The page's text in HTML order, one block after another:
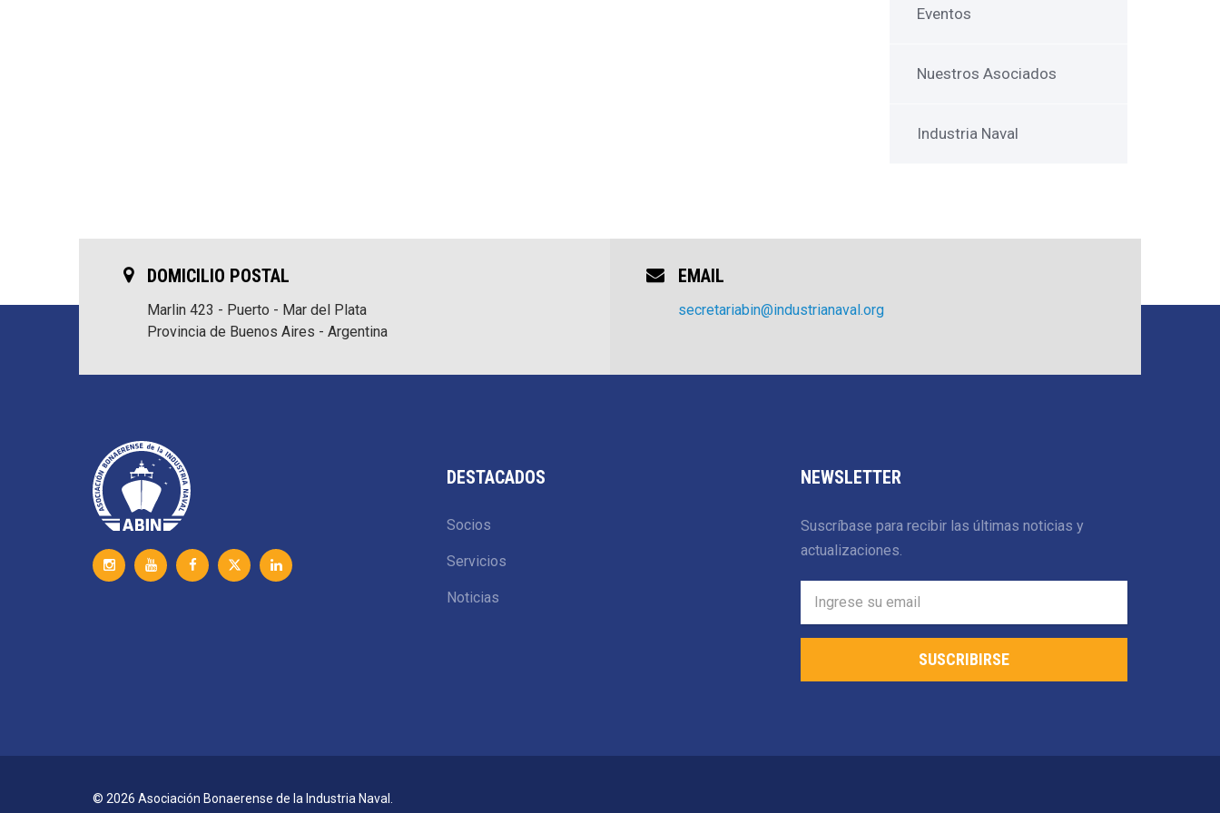
Eventos
Nuestros Asociados
Industria Naval
DOMICILIO POSTAL
Marlin 423 - Puerto - Mar del Plata
Provincia de Buenos Aires - Argentina
EMAIL
secretariabin@industrianaval.org
DESTACADOS
Socios
Servicios
Noticias
NEWSLETTER
Suscríbase para recibir las últimas noticias y
actualizaciones.
SUSCRIBIRSE
© 2026 Asociación Bonaerense de la Industria Naval.